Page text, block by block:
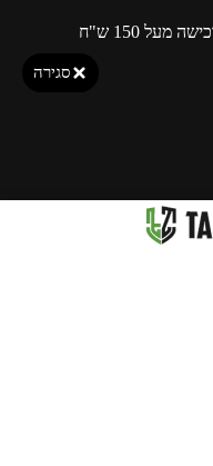
150 ש"ח
סגירה